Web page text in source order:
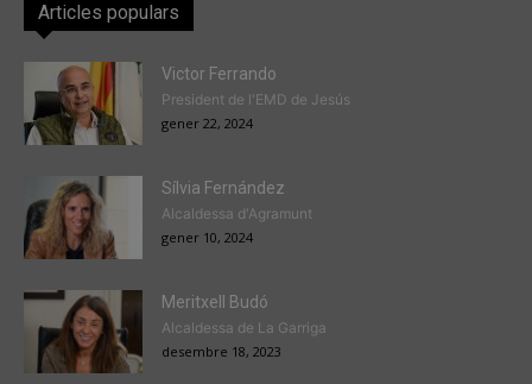
Articles populars
Victor Ferrando
President de l'EMD de Jesús
gener 22, 2024
Sílvia Fernández
Alcaldessa d'Agramunt
gener 10, 2024
Meritxell Budó
Alcaldessa de La Garriga
desembre 18, 2023